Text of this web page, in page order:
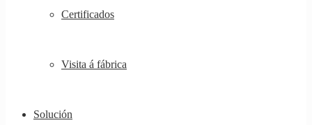
Certificados
Visita á fábrica
Solución